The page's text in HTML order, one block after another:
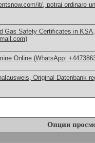
it/, potrai ordinare
Gas Safety Certificates in
Online (WhatsApp:
Original Datenbank
Опции